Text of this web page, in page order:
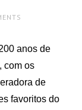
anos de
com os
de
favoritos do